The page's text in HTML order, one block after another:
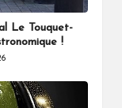
Le Touquet-
!